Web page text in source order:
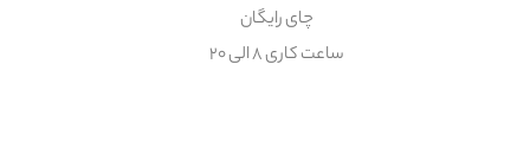
چای رایگان
ساعت کاری ۸ الی ۲۰